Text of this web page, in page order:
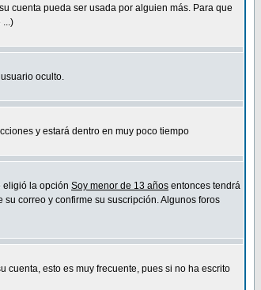
cuenta pueda ser usada por alguien más. Para que
...)
oculto.
y estará dentro en muy poco tiempo
eligió la opción Soy menor de 13 años entonces tendrá
correo y confirme su suscripción. Algunos foros
esto es muy frecuente, pues si no ha escrito